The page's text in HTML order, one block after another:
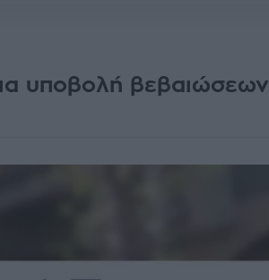
υποβολή βεβαιώσεων